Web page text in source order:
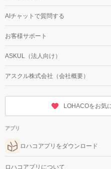
AIチャットで質問する
お客様サポート
ASKUL（法人向け）
アスクル株式会社（会社概要）
LOHACOをお気
アプリ
ロハコアプリをダウンロード
ロハコアプリについて